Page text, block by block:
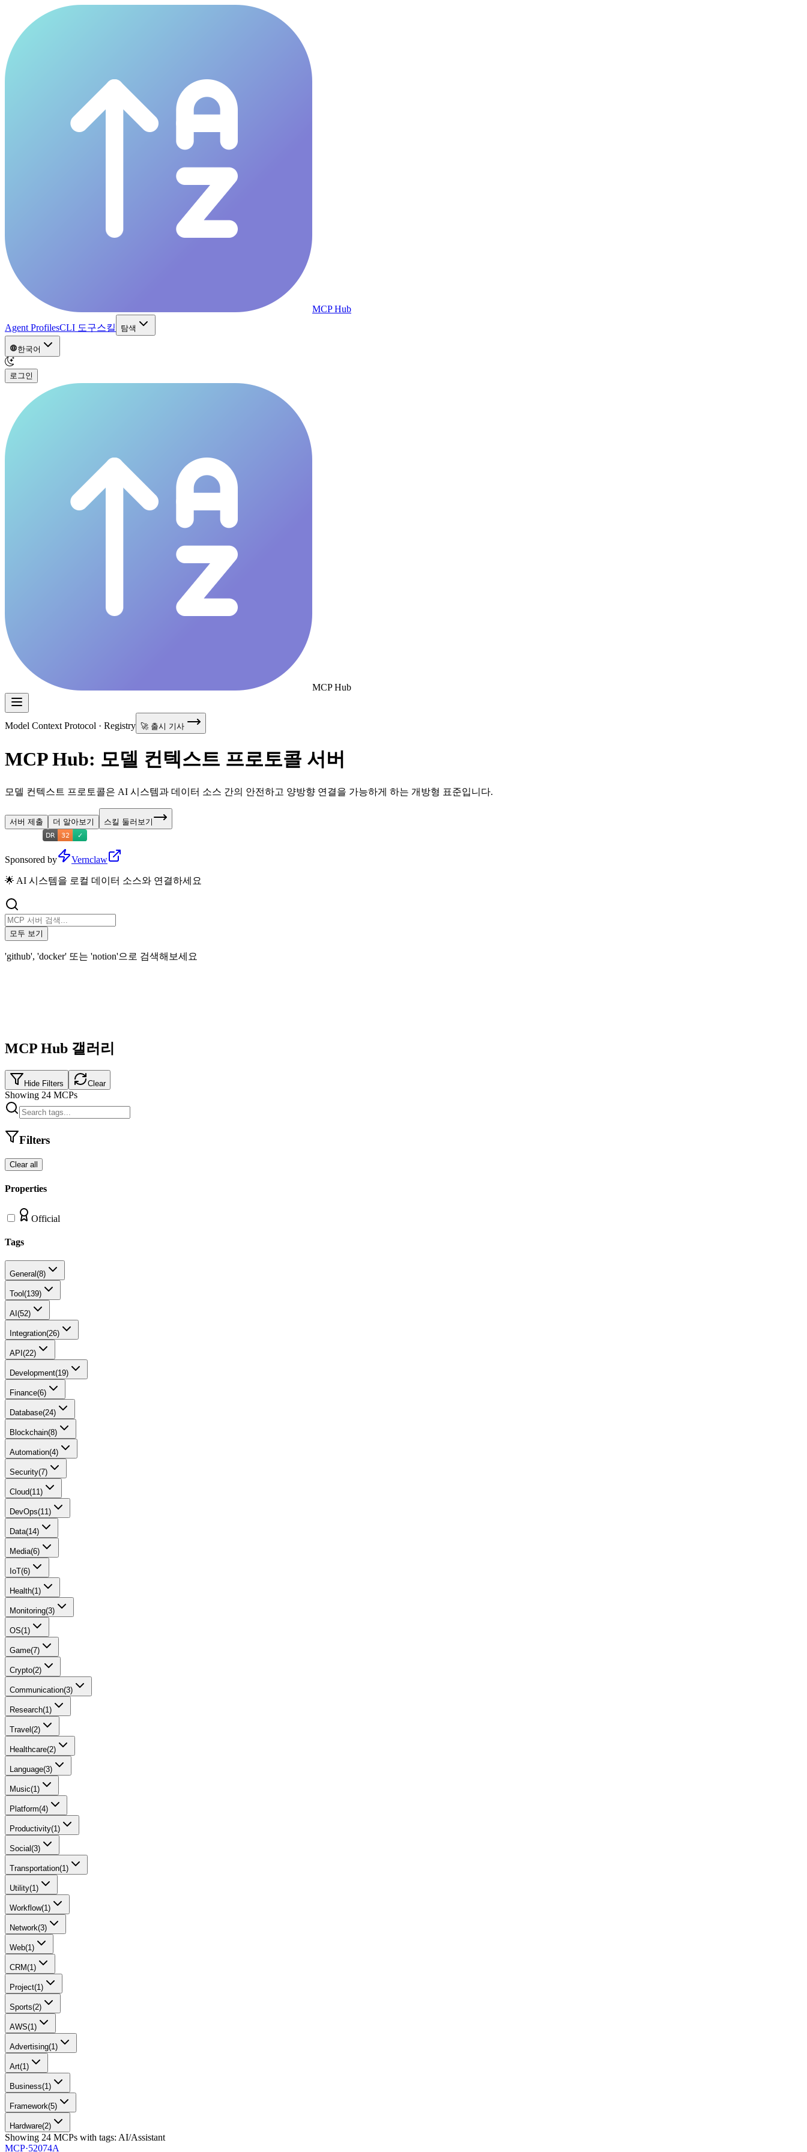
MCP Hub
Agent ProfilesCLI 도구스킬 탐색
한국어
로그인
MCP Hub
Model Context Protocol · Registry 🚀 출시 기사
MCP Hub: 모델 컨텍스트 프로토콜 서버
모델 컨텍스트 프로토콜은 AI 시스템과 데이터 소스 간의 안전하고 양방향 연결을 가능하게 하는 개방형 표준입니다.
서버 제출 더 알아보기 스킬 둘러보기
Sponsored by Vernclaw
🌟 AI 시스템을 로컬 데이터 소스와 연결하세요
모두 보기
'github', 'docker' 또는 'notion'으로 검색해보세요
MCP Hub 갤러리
Hide Filters Clear
Showing 24 MCPs
Filters
Clear all
Properties
Official
Tags
General(8)
Tool (139)
AI (52)
Integration(26)
API (22)
Development(19)
Finance(6)
Database(24)
Blockchain(8)
Automation(4)
Security(7)
Cloud(11)
DevOps(11)
Data(14)
Media(6)
IoT(6)
Health(1)
Monitoring(3)
OS(1)
Game(7)
Crypto(2)
Communication(3)
Research(1)
Travel (2)
Healthcare(2)
Language(3)
Music(1)
Platform(4)
Productivity(1)
Social(3)
Transportation(1)
Utility(1)
Workflow(1)
Network(3)
Web(1)
CRM(1)
Project(1)
Sports(2)
AWS(1)
Advertising(1)
Art(1)
Business(1)
Framework(5)
Hardware(2)
Showing 24 MCPs with tags: AI/Assistant
MCP·52074A